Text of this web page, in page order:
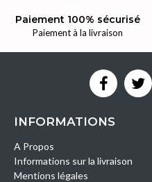
Paiement 100% sécurisé
Paiement à la livraison
INFORMATIONS
A Propos
Informations sur la livraison
Mentions légales